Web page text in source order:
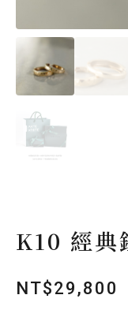
K10 經典
NT$29,800